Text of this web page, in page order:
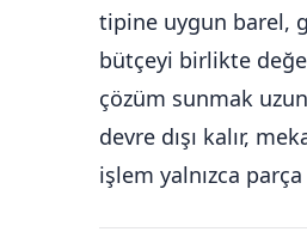
tipine uygun barel,
bütçeyi birlikte
çözüm sunmak
devre dışı kalır,
işlem yalnızca